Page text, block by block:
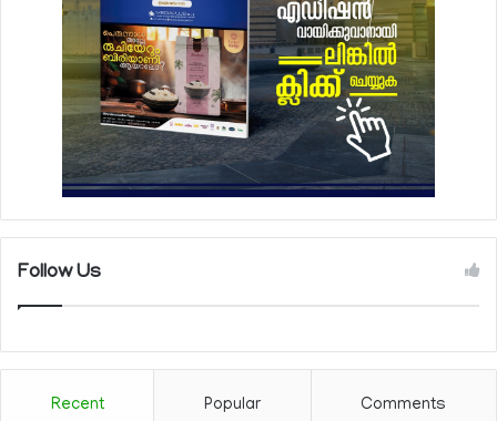
Follow Us
Recent Popular Comments